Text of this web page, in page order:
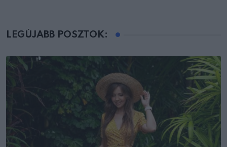
LEGÚJABB POSZTOK: